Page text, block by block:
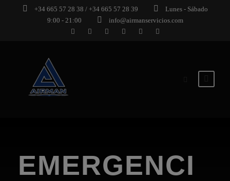
+34 665 57 28 38 / +34 665 57 28 39
Lunes - Sábado
9:00 - 21:00
info@airmanservicios.com
EMERGENCI